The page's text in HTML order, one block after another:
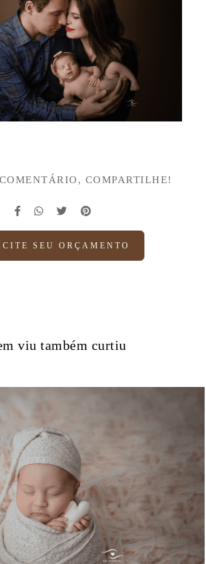
COMPARTILHE!
SEU ORÇAMENTO
viu também curtiu
884 0